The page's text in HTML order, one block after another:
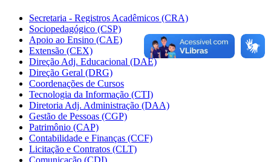
Secretaria - Registros Acadêmicos (CRA)
Sociopedagógico (CSP)
Apoio ao Ensino (CAE)
Extensão (CEX)
Direção Adj. Educacional (DAE)
Direção Geral (DRG)
Coordenações de Cursos
Tecnologia da Informação (CTI)
Diretoria Adj. Administração (DAA)
Gestão de Pessoas (CGP)
Patrimônio (CAP)
Contabilidade e Finanças (CCF)
Licitação e Contratos (CLT)
Comunicação (CDI)